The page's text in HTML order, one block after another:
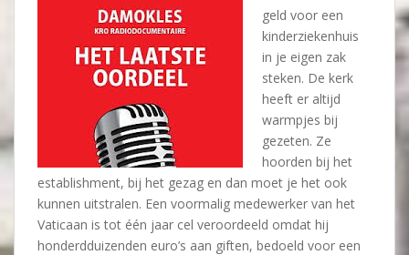
geld voor een
kinderziekenhuis
in je eigen zak
steken. De kerk
heeft er altijd
warmpjes bij
gezeten. Ze
hoorden bij het
establishment, bij het gezag en dan moet je het ook
kunnen uitstralen. Een voormalig medewerker van het
Vaticaan is tot één jaar cel veroordeeld omdat hij
honderdduizenden euro’s aan giften, bedoeld voor een